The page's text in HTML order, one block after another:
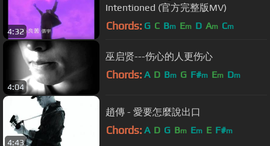
4:32
Intentioned (官方完整版MV)
Chords: G C Bm Em D Am Cm
4:04
巫启贤---伤心的人更伤心
Chords: A D Bm G F#m Em Dm
4:43
趙傳 - 愛要怎麼說出口
Chords: A D G Bm Em E F#m